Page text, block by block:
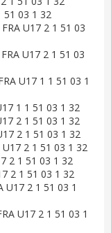
51 03 1 32
U17 2 1 51 03
U17 2 1 51 03
U17 1 1 51 03 1
1 1 51 03 1 32
2 1 51 03 1 32
2 1 51 03 1 32
2 1 51 03 1 32
2 1 51 03 1 32
2 1 51 03 1 32
U17 2 1 51 03 1
U17 2 1 51 03 1